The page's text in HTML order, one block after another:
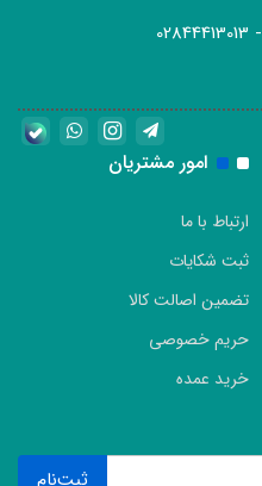
امور مشتریان
ارتباط با ما
ثبت شکایات
تضمین اصالت کالا
حریم خصوصی
خرید عمده
ثبت‌نام